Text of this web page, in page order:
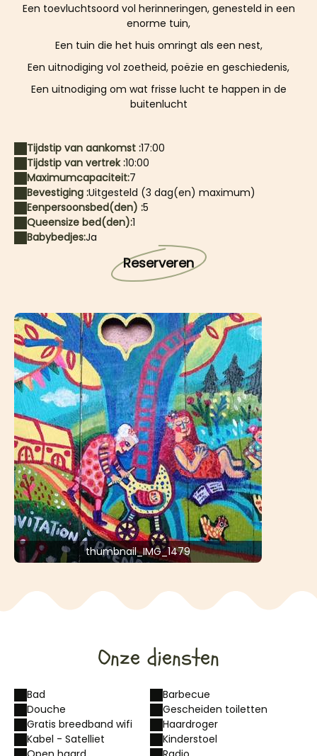
Een toevluchtsoord vol herinneringen, genesteld in een
enorme tuin,
Een tuin die het huis omringt als een nest,
Een uitnodiging vol zoetheid, poëzie en geschiedenis,
Een uitnodiging om wat frisse lucht te happen in de
buitenlucht
Tijdstip van aankomst :17:00
Tijdstip van vertrek :10:00
Maximumcapaciteit:7
Bevestiging :Uitgesteld (3 dag(en) maximum)
Eenpersoonsbed(den) :5
Queensize bed(den):1
Babybedjes:Ja
Reserveren
thumbnail_IMG_1479
Onze diensten
Bad
Barbecue
Douche
Gescheiden toiletten
Gratis breedband wifi
Haardroger
Kabel - Satelliet
Kinderstoel